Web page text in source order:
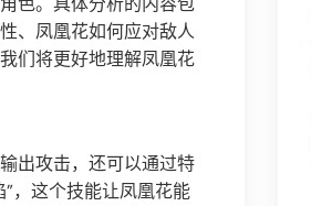
、凤凰花如何应对敌人
们将更好地理解凤凰花
出攻击，还可以通过特
，这个技能让凤凰花能